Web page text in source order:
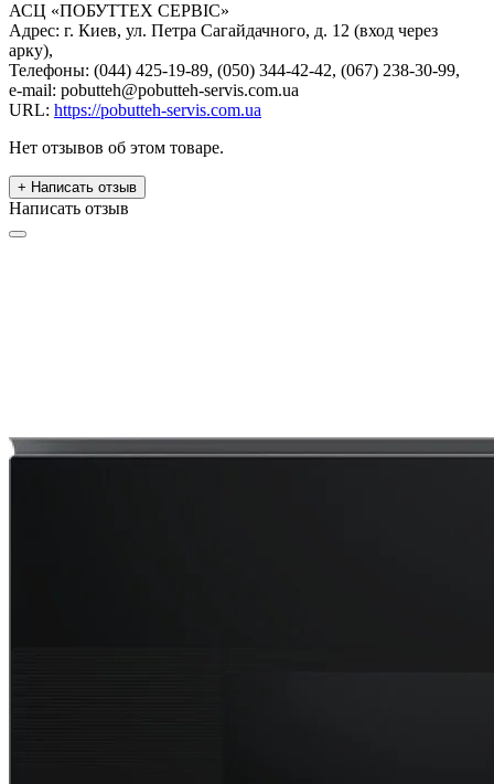
АСЦ «ПОБУТТЕХ СЕРВІС»
Адрес: г. Киев, ул. Петра Сагайдачного, д. 12 (вход через
арку),
Телефоны: (044) 425-19-89, (050) 344-42-42, (067) 238-30-99,
e-mail: pobutteh@pobutteh-servis.com.ua
URL: https://pobutteh-servis.com.ua
Нет отзывов об этом товаре.
+ Написать отзыв
Написать отзыв